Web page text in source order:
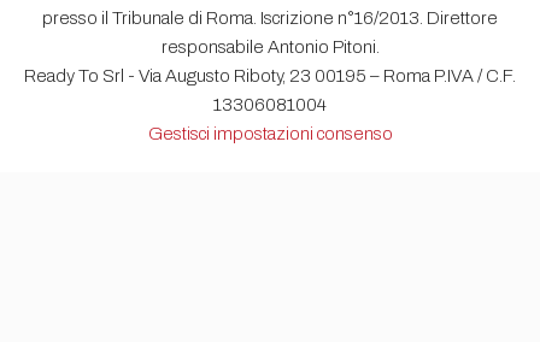
presso il Tribunale di Roma. Iscrizione n°16/2013. Direttore
responsabile Antonio Pitoni.
Ready To Srl - Via Augusto Riboty, 23 00195 – Roma P.IVA / C.F.
13306081004
Gestisci impostazioni consenso